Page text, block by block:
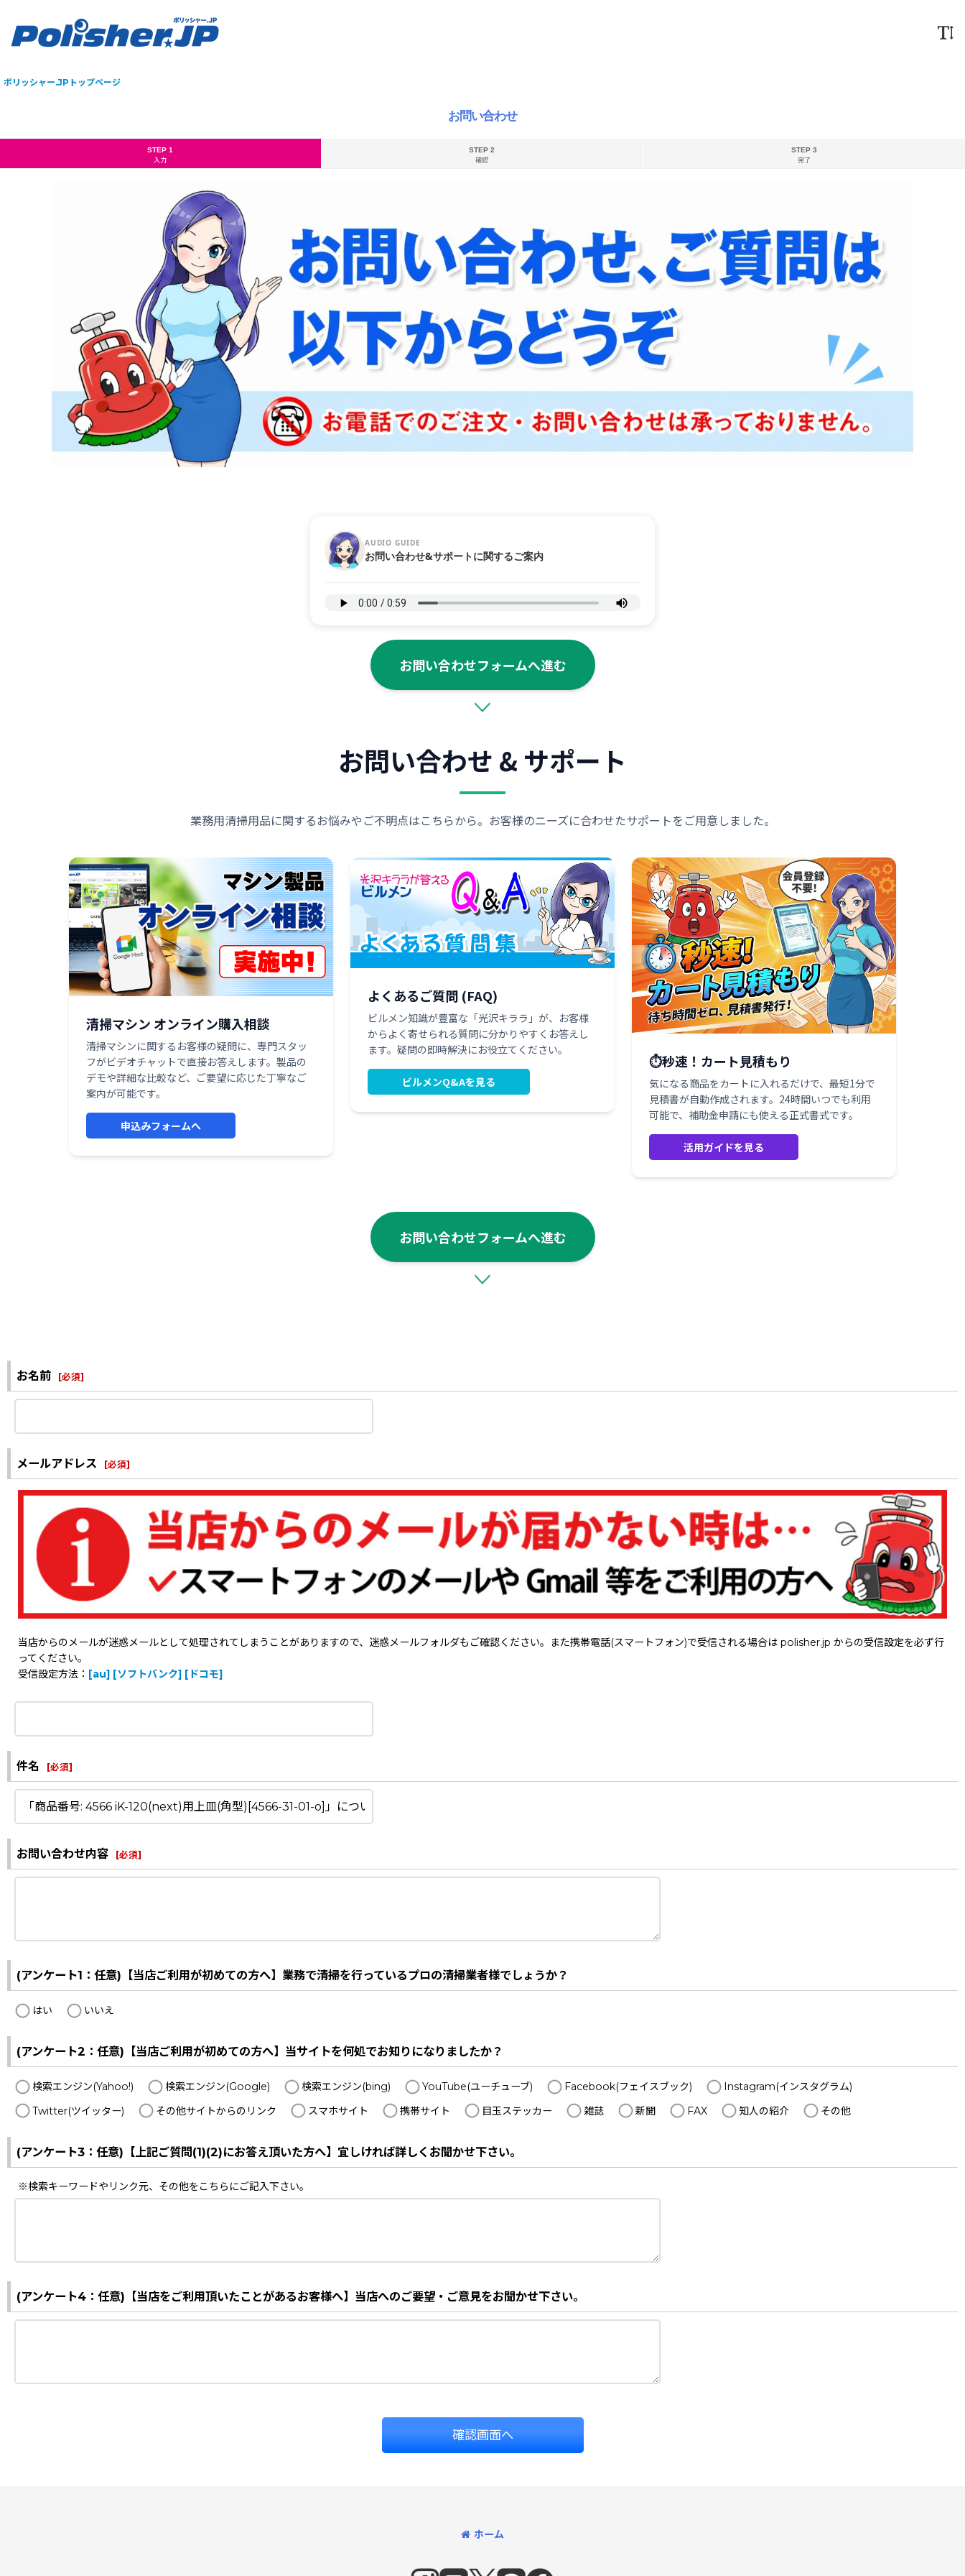
ポリッシャー.JPトップページ
お問い合わせ
STEP 1
入力
STEP 2
確認
STEP 3
完了
AUDIO GUIDE
お問い合わせ&サポートに関するご案内
お問い合わせフォームへ進む
お問い合わせ & サポート
業務用清掃用品に関するお悩みやご不明点はこちらから。お客様のニーズに合わせたサポートをご用意しました。
清掃マシン オンライン購入相談
清掃マシンに関するお客様の疑問に、専門スタッ
フがビデオチャットで直接お答えします。製品の
デモや詳細な比較など、ご要望に応じた丁寧なご
案内が可能です。
申込みフォームへ
よくあるご質問 (FAQ)
ビルメン知識が豊富な「光沢キララ」が、お客様
からよく寄せられる質問に分かりやすくお答えし
ます。疑問の即時解決にお役立てください。
ビルメンQ&Aを見る
⏱️秒速！カート見積もり
気になる商品をカートに入れるだけで、最短1分で
見積書が自動作成されます。24時間いつでも利用
可能で、補助金申請にも使える正式書式です。
活用ガイドを見る
お問い合わせフォームへ進む
お名前 [必須]
メールアドレス [必須]
当店からのメールが迷惑メールとして処理されてしまうことがありますので、迷惑メールフォルダもご確認ください。また携帯電話(スマートフォン)で受信される場合は polisher.jp からの受信設定を必ず行
ってください。
受信設定方法： [au] [ソフトバンク] [ドコモ]
件名 [必須]
お問い合わせ内容 [必須]
(アンケート1：任意)【当店ご利用が初めての方へ】業務で清掃を行っているプロの清掃業者様でしょうか？
はい いいえ
(アンケート2：任意)【当店ご利用が初めての方へ】当サイトを何処でお知りになりましたか？
検索エンジン(Yahoo!) 検索エンジン(Google) 検索エンジン(bing) YouTube(ユーチューブ) Facebook(フェイスブック)
Instagram(インスタグラム)
Twitter(ツイッター)
その他サイトからのリンク スマホサイト 携帯サイト 目玉ステッカー 雑誌 新聞 FAX 知人の紹介 その他
(アンケート3：任意)【上記ご質問(1)(2)にお答え頂いた方へ】宜しければ詳しくお聞かせ下さい。
※検索キーワードやリンク元、その他をこちらにご記入下さい。
(アンケート4：任意)【当店をご利用頂いたことがあるお客様へ】当店へのご要望・ご意見をお聞かせ下さい。
確認画面へ
ホーム